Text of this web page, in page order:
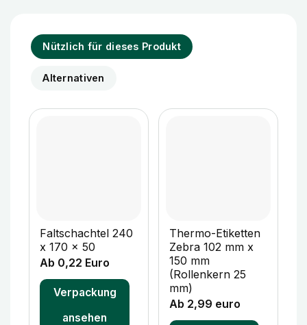
Nützlich für dieses Produkt
Alternativen
Faltschachtel 240
x 170 x 50
Ab 0,22 Euro
Verpackung
ansehen
Thermo-Etiketten
Zebra 102 mm x
150 mm
(Rollenkern 25
mm)
Ab 2,99 euro